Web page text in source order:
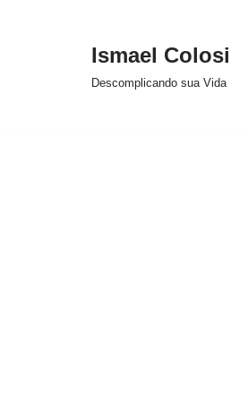
Ismael Colosi
Descomplicando sua Vida